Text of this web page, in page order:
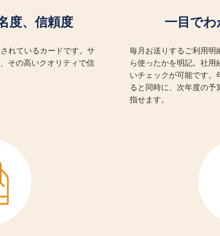
度、信頼度
れているカードです。サ
その高いクオリティで信
一目で
毎月お送りするご利用明
ら使ったかを明記。社用
いチェックが可能です。
ると同時に、次年度の予
指せます。